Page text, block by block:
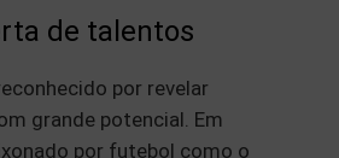
de talentos
por revelar
grande potencial. Em
por futebol como o